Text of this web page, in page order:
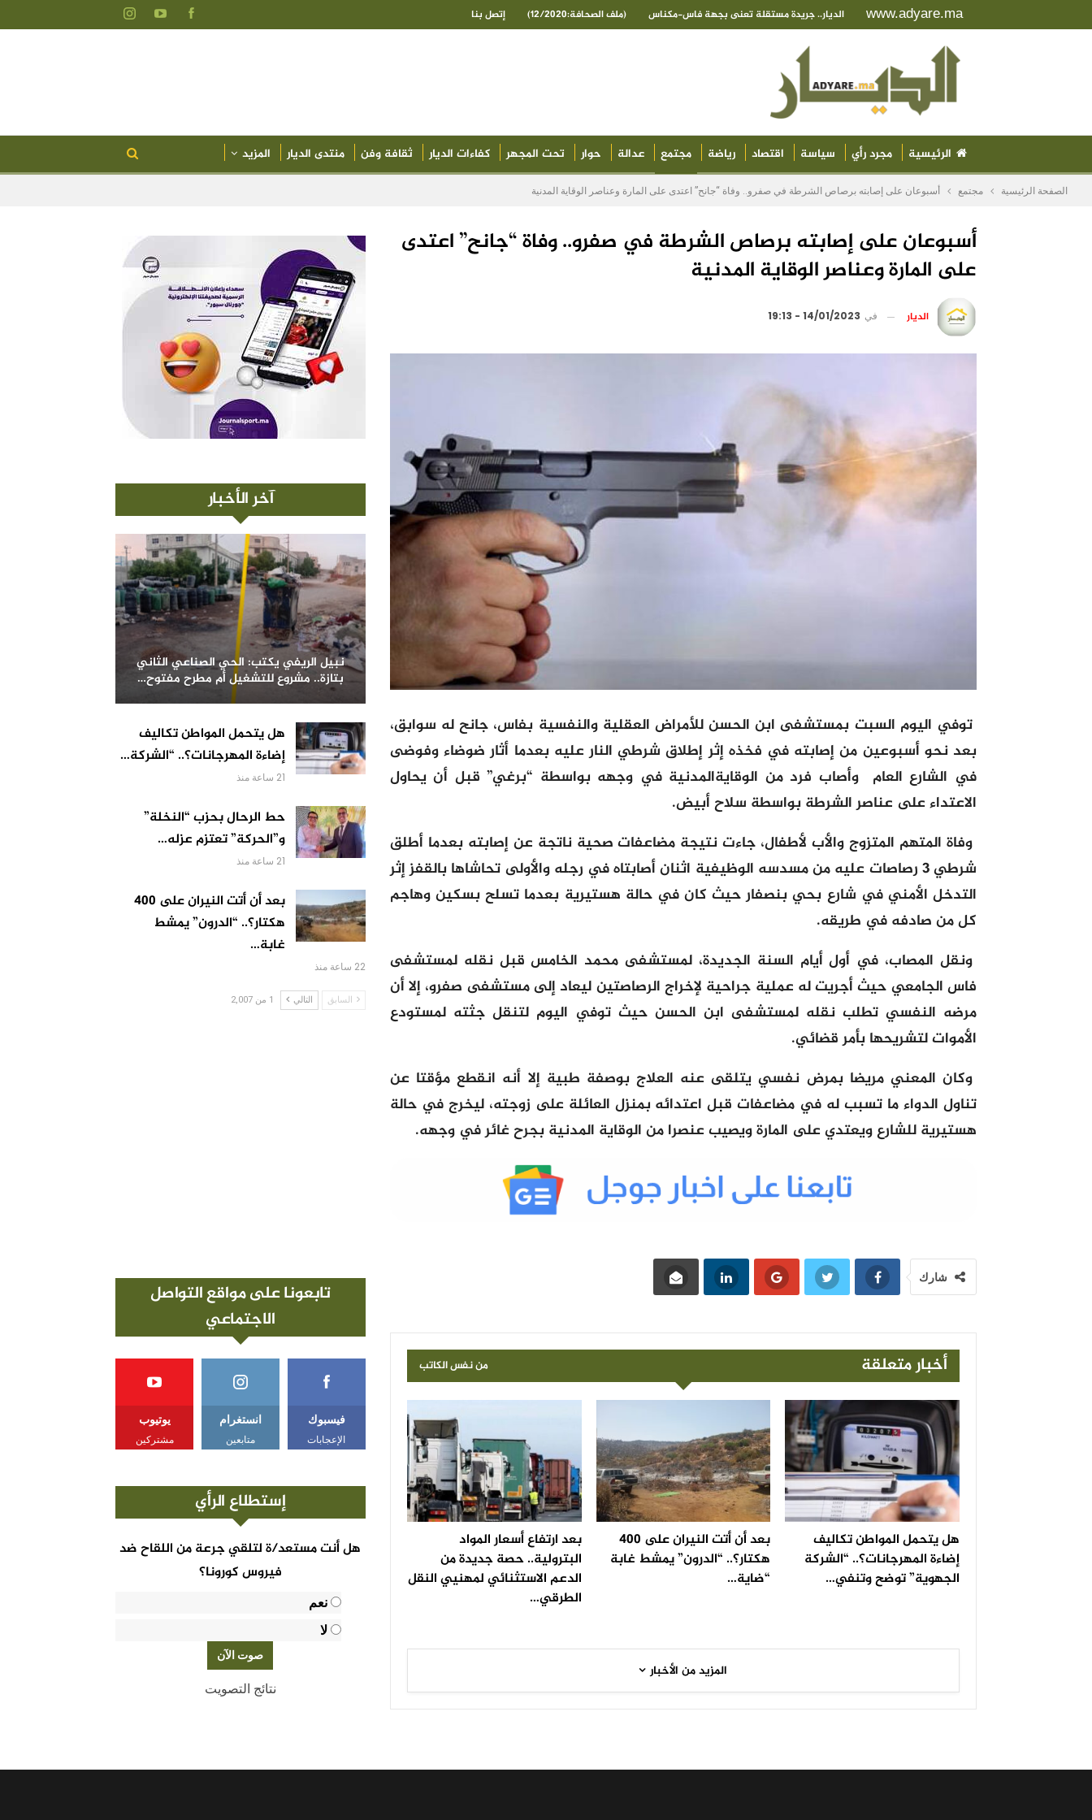
www.adyare.ma الديار.. جريدة مستقلة تعنى بجهة فاس-مكناس (ملف الصحافة:12/2020) إتصل بنا
الرئيسية مجرد رأي سياسة اقتصاد رياضة مجتمع عدالة حوار تحت المجهر كفاءات الديار ثقافة وفن منتدى الديار المزيد
الصفحة الرئيسية مجتمع أسبوعان على إصابته برصاص الشرطة في صفرو.. وفاة “جانح” اعتدى على المارة وعناصر الوقاية المدنية
أسبوعان على إصابته برصاص الشرطة في صفرو.. وفاة “جانح” اعتدى
على المارة وعناصر الوقاية المدنية
الديار في 14/01/2023 - 19:13
توفي اليوم السبت بمستشفى ابن الحسن للأمراض العقلية والنفسية بفاس، جانح له سوابق،
بعد نحو أسبوعين من إصابته في فخذه إثر إطلاق شرطي النار عليه بعدما أثار ضوضاء وفوضى
في الشارع العام وأصاب فرد من الوقايةالمدنية في وجهه بواسطة “برغي” قبل أن يحاول
الاعتداء على عناصر الشرطة بواسطة سلاح أبيض.
وفاة المتهم المتزوج والأب لأطفال، جاءت نتيجة مضاعفات صحية ناتجة عن إصابته بعدما أطلق
شرطي 3 رصاصات عليه من مسدسه الوظيفية اثنان أصابتاه في رجله والأولى تحاشاها بالقفز إثر
التدخل الأمني في شارع بحي بنصفار حيث كان في حالة هستيرية بعدما تسلح بسكين وهاجم
كل من صادفه في طريقه.
ونقل المصاب، في أول أيام السنة الجديدة، لمستشفى محمد الخامس قبل نقله لمستشفى
فاس الجامعي حيث أجريت له عملية جراحية لإخراج الرصاصتين ليعاد إلى مستشفى صفرو، إلا أن
مرضه النفسي تطلب نقله لمستشفى ابن الحسن حيث توفي اليوم لتنقل جثته لمستودع
الأموات لتشريحها بأمر قضائي.
وكان المعني مريضا بمرض نفسي يتلقى عنه العلاج بوصفة طبية إلا أنه انقطع مؤقتا عن
تناول الدواء ما تسبب له في مضاعفات قبل اعتدائه بمنزل العائلة على زوجته، ليخرج في حالة
هستيرية للشارع ويعتدي على المارة ويصيب عنصرا من الوقاية المدنية بجرح غائر في وجهه.
شارك
أخبار متعلقة من نفس الكاتب
هل يتحمل المواطن تكاليف
إضاءة المهرجانات؟.. “الشركة
الجهوية” توضح وتنفي…
بعد أن أتت النيران على 400
هكتار؟.. “الدرون” يمشط غابة
“ضاية…
بعد ارتفاع أسعار المواد
البترولية.. حصة جديدة من
الدعم الاستثنائي لمهنيي النقل
الطرقي…
المزيد من الأخبار
آخر الأخبار
نبيل الريفي يكتب: الحي الصناعي الثاني
بتازة.. مشروع للتشغيل أم مطرح مفتوح…
هل يتحمل المواطن تكاليف
إضاءة المهرجانات؟.. “الشركة…
21 ساعة منذ
حط الرحال بحزب “النخلة”
و”الحركة” تعتزم عزله…
21 ساعة منذ
بعد أن أتت النيران على 400
هكتار؟.. “الدرون” يمشط
غابة…
22 ساعة منذ
السابق التالي 1 من 2,007
تابعونا على مواقع التواصل
الاجتماعي
فيسبوك
الإعجابات
انستغرام
متابعين
يوتيوب
مشتركين
إستطلاع الرأي
هل أنت مستعد/ة لتلقي جرعة من اللقاح ضد
فيروس كورونا؟
نعم
لا
نتائج التصويت